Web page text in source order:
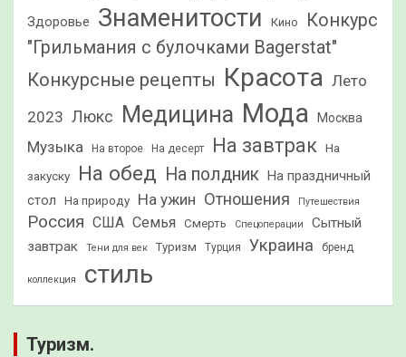
Здоровье Знаменитости Кино
Конкурс
"Грильмания с булочками Bagerstat"
Конкурсные рецепты Красота Лето
2023 Люкс Медицина Мода Москва
Музыка На второе На десерт На завтрак На
закуску На обед На полдник На праздничный
стол
На природу На ужин Отношения Путешествия
Россия США Семья Смерть Спецоперации
Сытный
завтрак
Тени для век Туризм Турция Украина бренд
коллекция стиль
Туризм.